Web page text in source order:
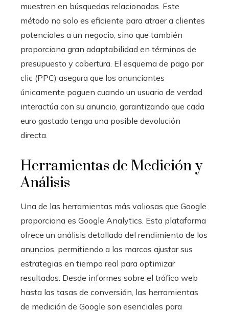
muestren en búsquedas relacionadas. Este
método no solo es eficiente para atraer a clientes
potenciales a un negocio, sino que también
proporciona gran adaptabilidad en términos de
presupuesto y cobertura. El esquema de pago por
clic (PPC) asegura que los anunciantes
únicamente paguen cuando un usuario de verdad
interactúa con su anuncio, garantizando que cada
euro gastado tenga una posible devolución
directa.
Herramientas de Medición y
Análisis
Una de las herramientas más valiosas que Google
proporciona es Google Analytics. Esta plataforma
ofrece un análisis detallado del rendimiento de los
anuncios, permitiendo a las marcas ajustar sus
estrategias en tiempo real para optimizar
resultados. Desde informes sobre el tráfico web
hasta las tasas de conversión, las herramientas
de medición de Google son esenciales para